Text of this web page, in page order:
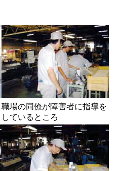
職場の同僚が障害者に指導を
しているところ